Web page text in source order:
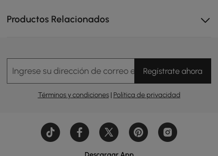
Productos Relacionados
Ingrese su dirección de correo electrónicoRegístrate ahora
Términos y condiciones| Política de privacidad